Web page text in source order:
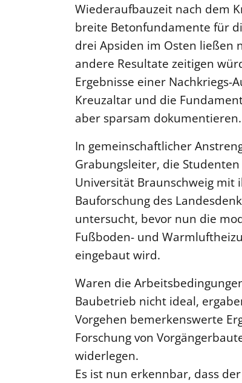
Wiederaufbauzeit nach dem
breite Betonfundamente für
drei Apsiden im Osten ließen
andere Resultate zeitigen
Ergebnisse einer Nachkriegs-
Kreuzaltar und die
aber sparsam dokumentieren.
In gemeinschaftlicher
Grabungsleiter, die
Universität Braunschweig mit
Bauforschung des
untersucht, bevor nun die
Fußboden- und
eingebaut wird.
Waren die
Baubetrieb nicht ideal,
Vorgehen bemerkenswerte
Forschung von
widerlegen.
Es ist nun erkennbar, dass